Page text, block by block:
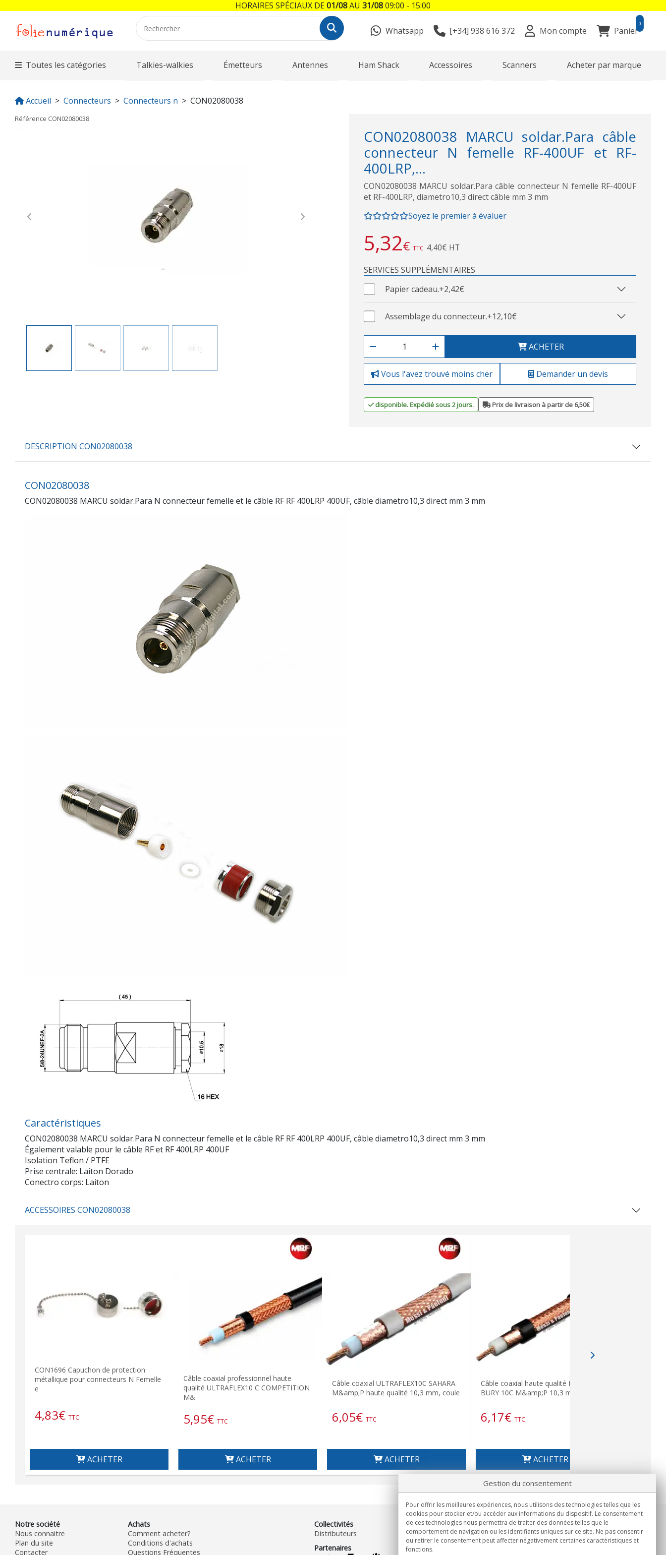
Whatsapp [+34] 938 616 372 Mon compte Panier
0
Toutes les catégories Talkies-walkies Émetteurs Antennes Ham Shack Accessoires Scanners Acheter par marque
Accueil Connecteurs Connecteurs n CON02080038
Référence CON02080038
Previous Next
CON02080038 MARCU soldar.Para câble
connecteur N femelle RF-400UF et RF-
400LRP,...
CON02080038 MARCU soldar.Para câble connecteur N femelle RF-400UF
et RF-400LRP, diametro10,3 direct câble mm 3 mm
Soyez le premier à évaluer
5,32€ TTC 4,40€ HT
SERVICES SUPPLÉMENTAIRES
Papier cadeau.+2,42€
Assemblage du connecteur.+12,10€
ACHETER
Vous l'avez trouvé moins cher Demander un devis
disponible. Expédié sous 2 jours. Prix de livraison à partir de 6,50€
DESCRIPTION CON02080038
CON02080038
CON02080038 MARCU soldar.Para N connecteur femelle et le câble RF RF 400LRP 400UF, câble diametro10,3 direct mm 3 mm
Caractéristiques
CON02080038 MARCU soldar.Para N connecteur femelle et le câble RF RF 400LRP 400UF, câble diametro10,3 direct mm 3 mm
Également valable pour le câble RF et RF 400LRP 400UF
Isolation Teflon / PTFE
Prise centrale: Laiton Dorado
Conectro corps: Laiton
ACCESSOIRES CON02080038
CON1696 Capuchon de protection
métallique pour connecteurs N Femelle
e
4,83€ TTC
ACHETER
Câble coaxial professionnel haute
qualité ULTRAFLEX10 C COMPETITION
M&
5,95€ TTC
ACHETER
Câble coaxial ULTRAFLEX10C SAHARA
M&amp;P haute qualité 10,3 mm, coule
6,05€ TTC
ACHETER
Câble coaxial haute qualité EXTRA FLEX
BURY 10C M&amp;P 10,3 mm, coule
6,17€ TTC
ACHETER
Notre société
Nous connaitre
Plan du site
Contacter
Achats
Comment acheter?
Conditions d'achats
Questions Fréquentes
Collectivités
Distributeurs
Partenaires
Informations
Lun.-Ven. 9h00 - 15h00.
Livraison en
Gestion du consentement
Pour offrir les meilleures expériences, nous utilisons des technologies telles que les
cookies pour stocker et/ou accéder aux informations du dispositif. Le consentement
de ces technologies nous permettra de traiter des données telles que le
comportement de navigation ou les identifiants uniques sur ce site. Ne pas consentir
ou retirer le consentement peut affecter négativement certaines caractéristiques et
fonctions.
HORAIRES SPÉCIAUX DE01/08AU 31/0809:00 - 15:00